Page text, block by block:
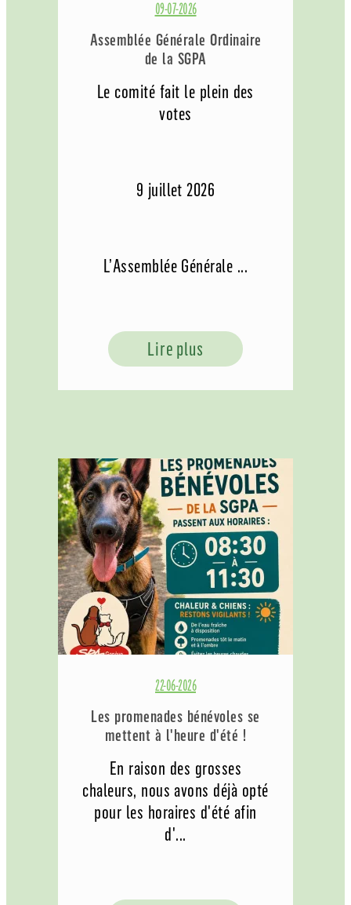
09-07-2026
Assemblée Générale Ordinaire
de la SGPA
Le comité fait le plein des
votes
9 juillet 2026
L’Assemblée Générale ...
Lire plus
22-06-2026
Les promenades bénévoles se
mettent à l'heure d'été !
En raison des grosses
chaleurs, nous avons déjà opté
pour les horaires d'été afin
d'...